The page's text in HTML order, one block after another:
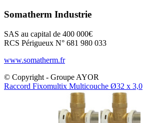
Somatherm Industrie
SAS au capital de 400 000€
RCS Périgueux N° 681 980 033
www.somatherm.fr
© Copyright - Groupe AYOR
Raccord Fixomultix Multicouche Ø32 x 3,0